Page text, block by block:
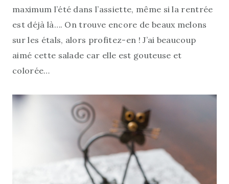
maximum l’été dans l’assiette, même si la rentrée
est déjà là…. On trouve encore de beaux melons
sur les étals, alors profitez-en ! J’ai beaucoup
aimé cette salade car elle est gouteuse et
colorée…